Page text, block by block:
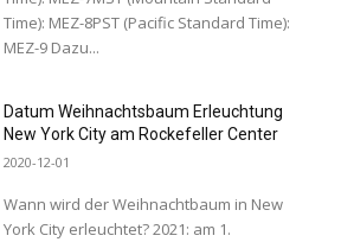
Time): MEZ-8PST (Pacific Standard Time):
MEZ-9 Dazu...
Datum Weihnachtsbaum Erleuchtung
New York City am Rockefeller Center
2020-12-01
Wann wird der Weihnachtbaum in New
York City erleuchtet? 2021: am 1.